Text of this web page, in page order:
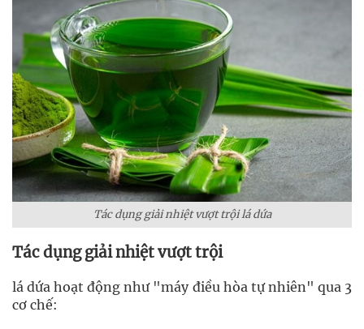
Tác dụng giải nhiệt vượt trội lá dứa
Tác dụng giải nhiệt vượt trội
lá dứa hoạt động như "máy điều hòa tự nhiên" qua 3
cơ chế: